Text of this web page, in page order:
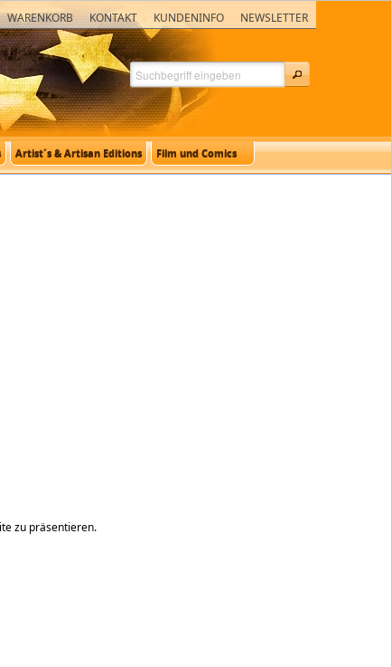
WARENKORB KONTAKT KUNDENINFO NEWSLETTER
Artist´s & Artisan Editions Film und Comics
zu präsentieren.